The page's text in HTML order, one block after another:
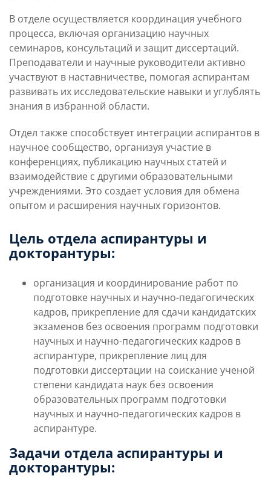
В отделе осуществляется координация учебного
процесса, включая организацию научных
семинаров, консультаций и защит диссертаций.
Преподаватели и научные руководители активно
участвуют в наставничестве, помогая аспирантам
развивать их исследовательские навыки и углублять
знания в избранной области.
Отдел также способствует интеграции аспирантов в
научное сообщество, организуя участие в
конференциях, публикацию научных статей и
взаимодействие с другими образовательными
учреждениями. Это создает условия для обмена
опытом и расширения научных горизонтов.
Цель отдела аспирантуры и
докторантуры:
организация и координирование работ по
подготовке научных и научно-педагогических
кадров, прикрепление для сдачи кандидатских
экзаменов без освоения программ подготовки
научных и научно-педагогических кадров в
аспирантуре, прикрепление лиц для
подготовки диссертации на соискание ученой
степени кандидата наук без освоения
образовательных программ подготовки
научных и научно-педагогических кадров в
аспирантуре.
Задачи отдела аспирантуры и
докторантуры: